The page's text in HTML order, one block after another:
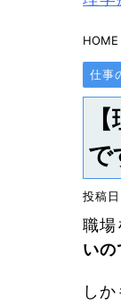
HOME
仕事
で
投稿
職場
いの
しか